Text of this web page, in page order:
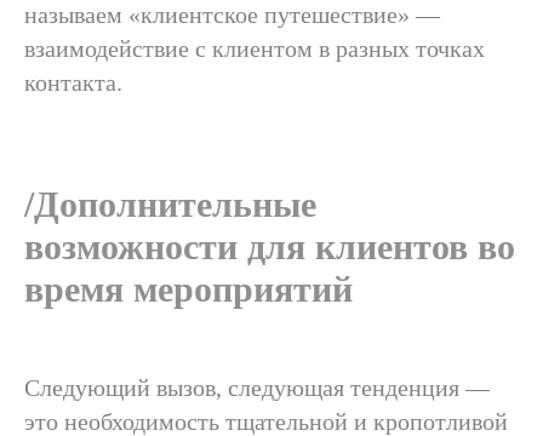
называем «клиентское путешествие» —
взаимодействие с клиентом в разных точках
контакта.
/Дополнительные
возможности для клиентов во
время мероприятий
Следующий вызов, следующая тенденция —
это необходимость тщательной и кропотливой